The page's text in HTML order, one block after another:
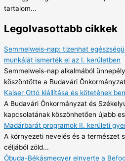
tartalom...
Legolvasottabb cikkek
Semmelweis-nap: tizenhat
munkáját ismerték el az I. kerületben
Semmelweis-nap alkalmából
köszöntötte a Budavári
Kaiser Ottó kiállítása és kötetének
A Budavári Önkormányzat és
kapcsolatának köszönhetően újabb
Madárbarát programok II. kerületi
A környezeti nevelés és a természet
céljából zöld...
Óbuda-Békásmegyer elnyerte a